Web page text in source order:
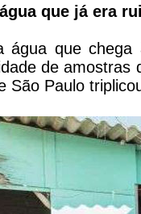
que já era
água que
de amostras
São Paulo